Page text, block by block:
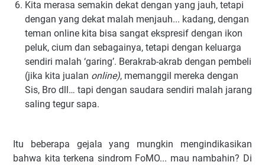
Kita merasa semakin dekat dengan yang jauh, tetapi
dengan yang dekat malah menjauh... kadang, dengan
teman online kita bisa sangat ekspresif dengan ikon
peluk, cium dan sebagainya, tetapi dengan keluarga
sendiri malah ‘garing’. Berakrab-akrab dengan pembeli
(jika kita jualan online), memanggil mereka dengan
Sis, Bro dll… tapi dengan saudara sendiri malah jarang
saling tegur sapa.
Itu beberapa gejala yang mungkin mengindikasikan
bahwa kita terkena sindrom FoMO... mau nambahin? Di